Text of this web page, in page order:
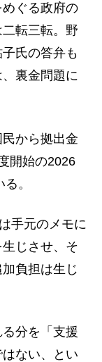
ぐる政府の
転三転。野
氏の答弁も
裏金問題に
から拠出金
開始の2026
。
手元のメモに
じさせ、そ
負担は生じ
分を「支援
ない、とい